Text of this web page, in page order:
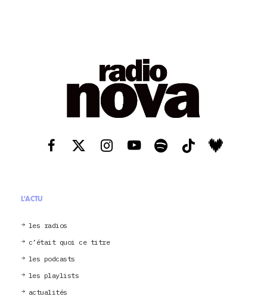
L'ACTU
les radios
c’était quoi ce titre
les podcasts
les playlists
actualités